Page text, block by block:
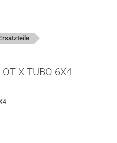
X TUBO 6X4